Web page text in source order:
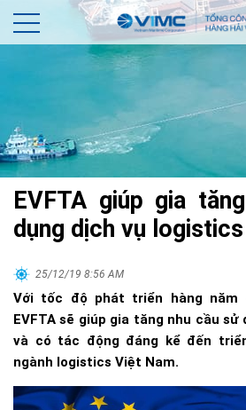
EVFTA giúp gia
dụng dịch vụ logistics
25/12/19 8:56 AM
Với tốc độ phát triển hàng năm
EVFTA sẽ giúp gia tăng nhu cầu
và có tác động đáng kể đến
ngành logistics Việt Nam.